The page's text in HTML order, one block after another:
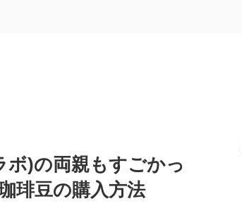
)の両親もすごかっ
琲豆の購入方法